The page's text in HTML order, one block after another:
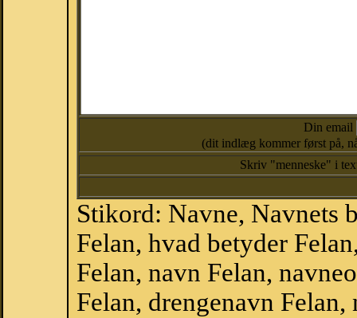
Din email
(dit indlæg kommer først på,
Skriv "menneske" i
Stikord: Navne, Navnets
Felan, hvad betyder
Felan, navn Felan,
Felan, drengenavn